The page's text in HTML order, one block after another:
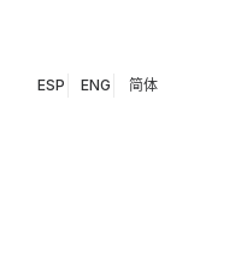
ESP ENG 简体